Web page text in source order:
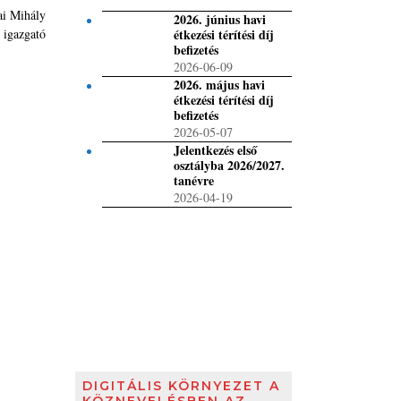
Mihály
igazgató
2026. június havi
étkezési térítési díj
befizetés
2026-06-09
2026. május havi
étkezési térítési díj
befizetés
2026-05-07
Jelentkezés első
osztályba 2026/2027.
tanévre
2026-04-19
DIGITÁLIS KÖRNYEZET A